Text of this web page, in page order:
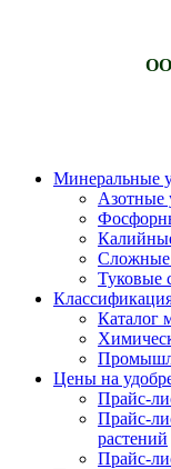
Минеральные
Азотные
Сложные
Туковые
Каталог
Цены на
Прайс-
Прайс-
растений
Прайс-